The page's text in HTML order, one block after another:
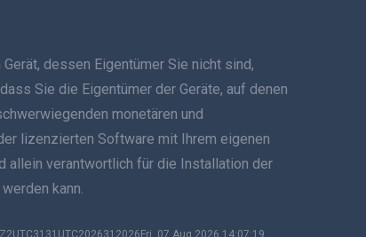
Norsk
Svenska
简体中文
dessen Eigentümer Sie nicht sind,
Sie die Eigentümer der Geräte, auf denen
monetären und
lizenzierten Software mit Ihrem eigenen
allein verantwortlich für die Installation der
kann.
07 Aug 2026 14:07:19